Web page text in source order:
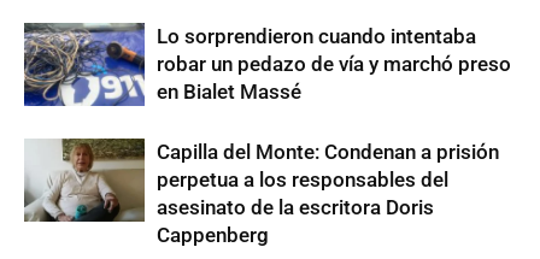
Lo sorprendieron cuando intentaba
robar un pedazo de vía y marchó preso
en Bialet Massé
Capilla del Monte: Condenan a prisión
perpetua a los responsables del
asesinato de la escritora Doris
Cappenberg